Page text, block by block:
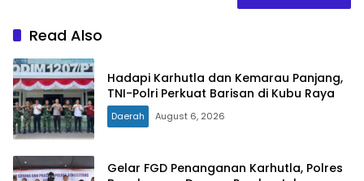
Read Also
Hadapi Karhutla dan Kemarau Panjang,
TNI-Polri Perkuat Barisan di Kubu Raya
Daerah August 6, 2026
Gelar FGD Penanganan Karhutla, Polres